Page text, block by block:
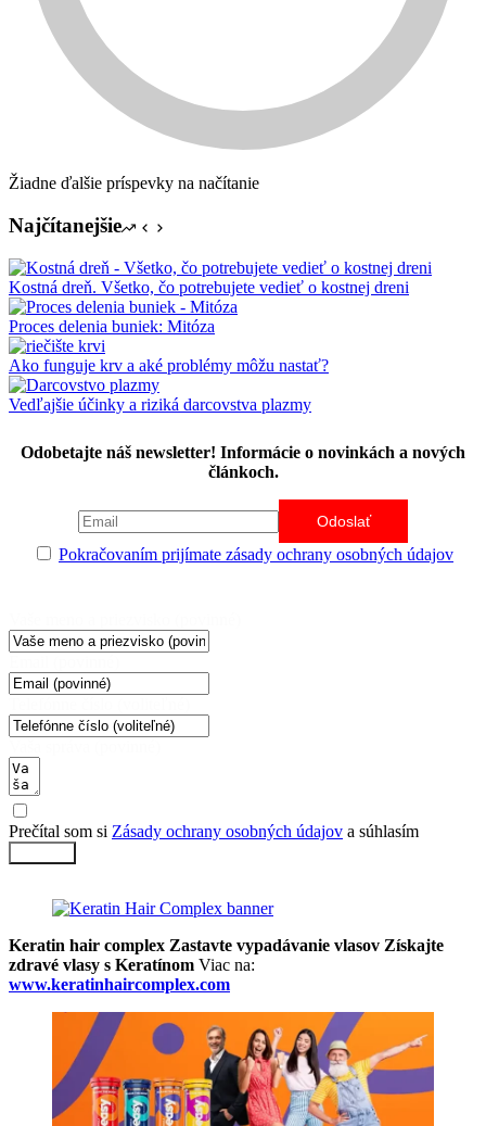
Žiadne ďalšie príspevky na načítanie
Najčítanejšie
Kostná dreň. Všetko, čo potrebujete vedieť o kostnej dreni
Proces delenia buniek: Mitóza
Ako funguje krv a aké problémy môžu nastať?
Vedľajšie účinky a riziká darcovstva plazmy
Odobetajte náš newsletter! Informácie o novinkách a nových
článkoch.
Pokračovaním prijímate zásady ochrany osobných údajov
Prečítal som si Zásady ochrany osobných údajov a súhlasím
Keratin hair complex Zastavte vypadávanie vlasov Získajte
zdravé vlasy s Keratínom Viac na:
www.keratinhaircomplex.com